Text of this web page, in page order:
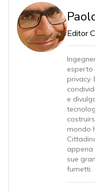
Editor
esperto
privacy.
e
mondo
appena
sue
fumetti.